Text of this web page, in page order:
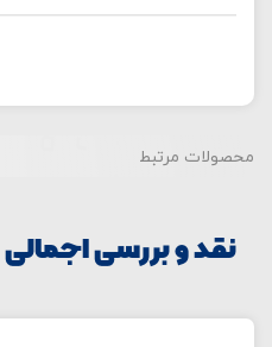
محصولات مرتبط
نقد و بررسی اجمالی